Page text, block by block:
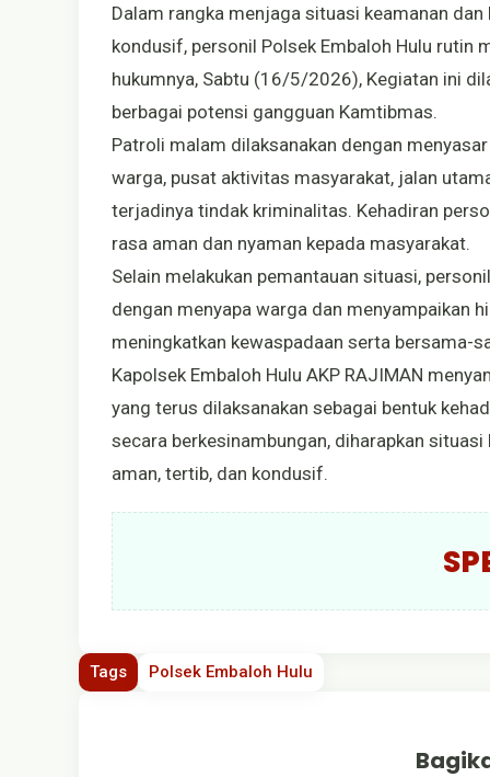
Dalam rangka menjaga situasi keamanan
kondusif, personil Polsek Embaloh Hulu rutin
hukumnya, Sabtu (16/5/2026), Kegiatan ini
berbagai potensi gangguan Kamtibmas.
Patroli malam dilaksanakan dengan
warga, pusat aktivitas masyarakat, jalan
terjadinya tindak kriminalitas. Kehadiran
rasa aman dan nyaman kepada masyarakat.
Selain melakukan pemantauan situasi,
dengan menyapa warga dan menyampaikan
meningkatkan kewaspadaan serta bersama-
Kapolsek Embaloh Hulu AKP RAJIMAN
yang terus dilaksanakan sebagai bentuk
secara berkesinambungan, diharapkan
aman, tertib, dan kondusif.
Tags Polsek Embaloh Hulu